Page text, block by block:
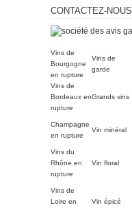
CONTACTEZ-NOUS
Vins de
Bourgogne
en rupture
Vins de
garde
Vins de
Bordeaux en
rupture
Grands vins
Champagne
en rupture
Vin minéral
Vins du
Rhône en
rupture
Vin floral
Vins de
Loire en
Vin épicé